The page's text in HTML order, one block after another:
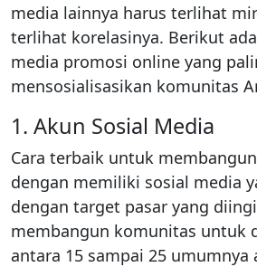
media lainnya harus terlihat
terlihat korelasinya. Berikut
media promosi online yang
mensosialisasikan komunitas
1. Akun Sosial Media
Cara terbaik untuk
dengan memiliki sosial media
dengan target pasar yang
membangun komunitas untuk
antara 15 sampai 25 umumnya